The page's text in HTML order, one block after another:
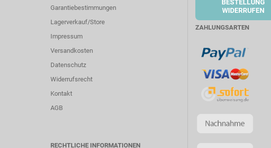
Garantiebestimmungen
Lagerverkauf/Store
Impressum
Versandkosten
Datenschutz
Widerrufsrecht
Kontakt
AGB
RECHTLICHE INFORMATIONEN
BESTELLUNG
WIDERRUFEN
ZAHLUNGSARTEN